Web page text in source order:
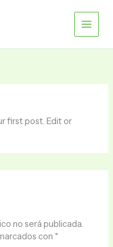
Main
Menu
first post. Edit or
no será publicada.
con *